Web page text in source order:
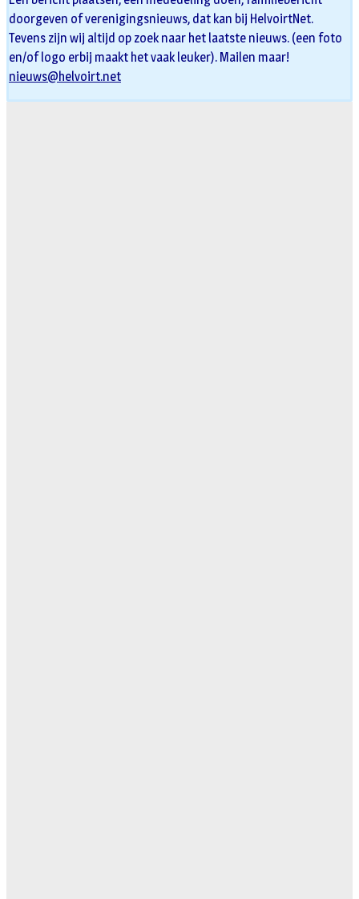
doorgeven of verenigingsnieuws, dat kan bij HelvoirtNet.
Tevens zijn wij altijd op zoek naar het laatste nieuws. (een foto
en/of logo erbij maakt het vaak leuker). Mailen maar!
nieuws@helvoirt.net